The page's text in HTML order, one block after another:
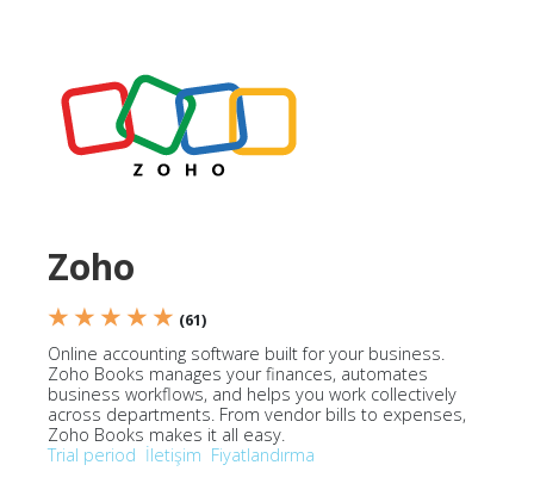
Zoho
★ ★ ★ ★ ★ (61)
Online accounting software built for your business.
Zoho Books manages your finances, automates
business workflows, and helps you work collectively
across departments. From vendor bills to expenses,
Zoho Books makes it all easy.
Trial period İletişim Fiyatlandırma